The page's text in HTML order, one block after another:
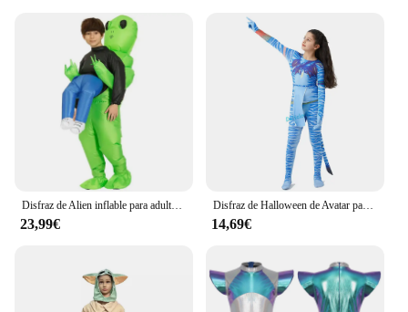
23,99€
Disfraz de Halloween de Avatar para niños y niñas, Body de cola de agua, disfraz de alienígena, ropa de fiesta de cumpleaños
14,69€